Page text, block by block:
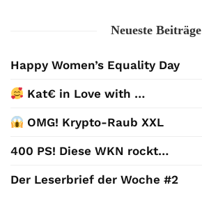
Neueste Beiträge
Happy Women’s Equality Day
Kat€ in Love with …
OMG! Krypto-Raub XXL
400 PS! Diese WKN rockt…
Der Leserbrief der Woche #2